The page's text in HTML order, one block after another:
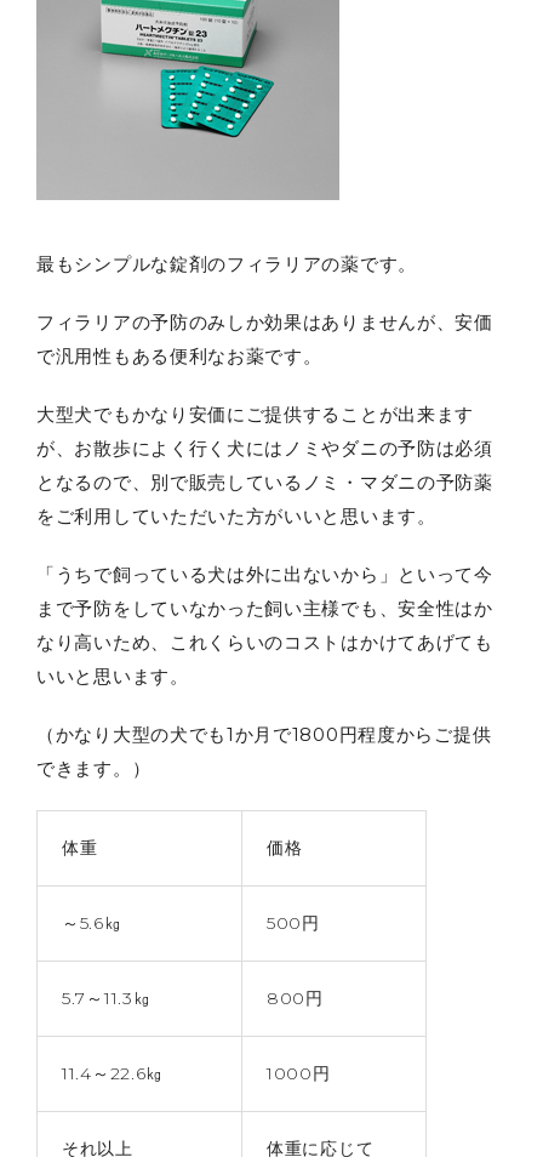
最もシンプルな錠剤のフィラリアの薬です。
フィラリアの予防のみしか効果はありませんが、安価
で汎用性もある便利なお薬です。
大型犬でもかなり安価にご提供することが出来ます
が、お散歩によく行く犬にはノミやダニの予防は必須
となるので、別で販売しているノミ・マダニの予防薬
をご利用していただいた方がいいと思います。
「うちで飼っている犬は外に出ないから」といって今
まで予防をしていなかった飼い主様でも、安全性はか
なり高いため、これくらいのコストはかけてあげても
いいと思います。
（かなり大型の犬でも1か月で1800円程度からご提供
できます。）
体重 価格
～5.6㎏ 500円
5.7～11.3㎏ 800円
11.4～22.6㎏ 1000円
それ以上 体重に応じて